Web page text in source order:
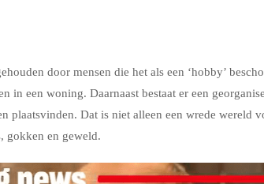
door mensen die het als een ‘hobby’
in een woning. Daarnaast bestaat er een
plaatsvinden. Dat is niet alleen een wrede wereld
gokken en geweld.